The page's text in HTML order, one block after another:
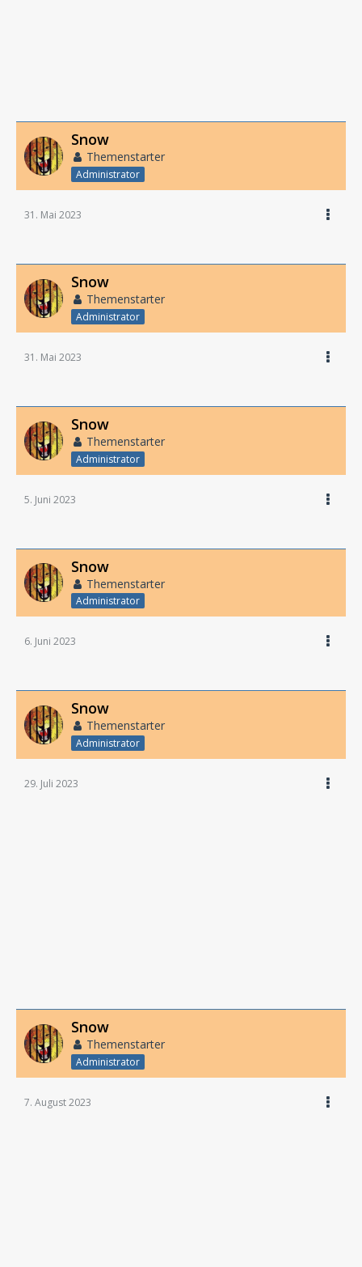
Snow
Themenstarter
Administrator
31. Mai 2023
Snow
Themenstarter
Administrator
31. Mai 2023
Snow
Themenstarter
Administrator
5. Juni 2023
Snow
Themenstarter
Administrator
6. Juni 2023
Snow
Themenstarter
Administrator
29. Juli 2023
Snow
Themenstarter
Administrator
7. August 2023